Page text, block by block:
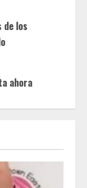
de los
ahora